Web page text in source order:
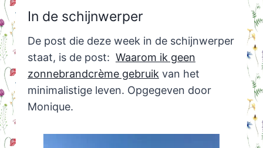
In de schijnwerper
De post die deze week in de schijnwerper
staat, is de post: Waarom ik geen
zonnebrandcrème gebruik van het
minimalistige leven. Opgegeven door
Monique.